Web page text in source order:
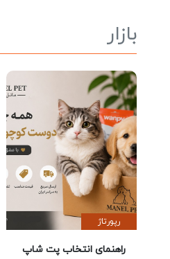
بازار
رپورتاژ
راهنمای انتخاب پت شاپ